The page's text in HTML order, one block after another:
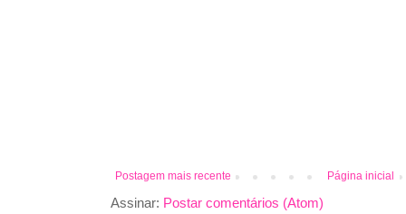
Postagem mais recente Página inicial
Assinar: Postar comentários (Atom)